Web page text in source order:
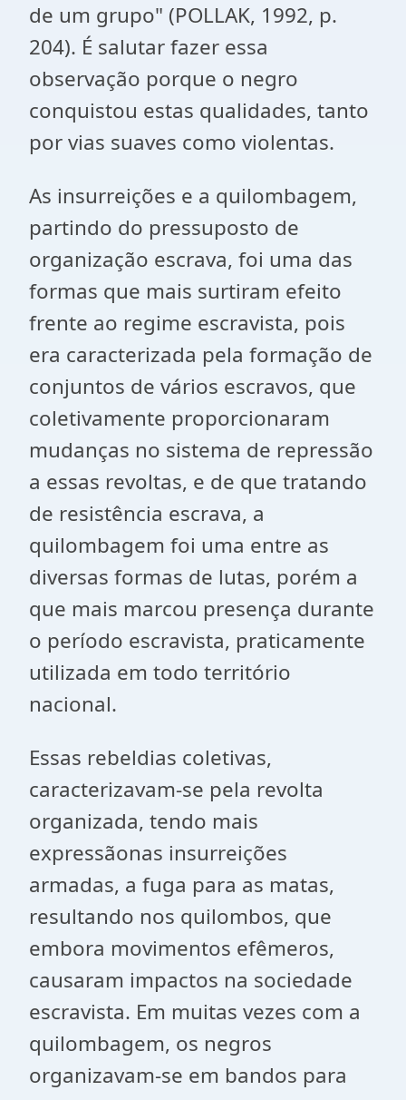
de um grupo" (POLLAK, 1992, p.
204). É salutar fazer essa
observação porque o negro
conquistou estas qualidades, tanto
por vias suaves como violentas.
As insurreições e a quilombagem,
partindo do pressuposto de
organização escrava, foi uma das
formas que mais surtiram efeito
frente ao regime escravista, pois
era caracterizada pela formação de
conjuntos de vários escravos, que
coletivamente proporcionaram
mudanças no sistema de repressão
a essas revoltas, e de que tratando
de resistência escrava, a
quilombagem foi uma entre as
diversas formas de lutas, porém a
que mais marcou presença durante
o período escravista, praticamente
utilizada em todo território
nacional.
Essas rebeldias coletivas,
caracterizavam-se pela revolta
organizada, tendo mais
expressãonas insurreições
armadas, a fuga para as matas,
resultando nos quilombos, que
embora movimentos efêmeros,
causaram impactos na sociedade
escravista. Em muitas vezes com a
quilombagem, os negros
organizavam-se em bandos para